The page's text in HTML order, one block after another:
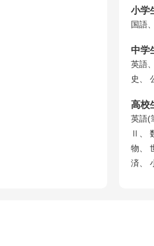
小学
国語
中学
英語
史、
高校
英語(
Ⅱ、
物、
済、